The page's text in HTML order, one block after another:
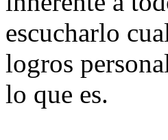
escucharlo
logros
lo que es.